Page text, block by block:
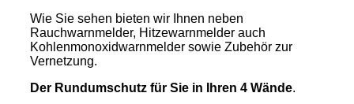
Wie Sie sehen bieten wir Ihnen neben
Rauchwarnmelder, Hitzewarnmelder auch
Kohlenmonoxidwarnmelder sowie Zubehör zur
Vernetzung.
Der Rundumschutz für Sie in Ihren 4 Wände.